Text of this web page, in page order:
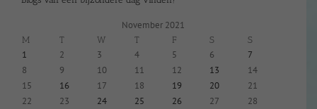
November 2021
M T W T F S S
1 2 3 4 5 6
7
8
9 10 11 12 13
14
15
16 17 18 19 20
21
22
23 24 25 26 27
28